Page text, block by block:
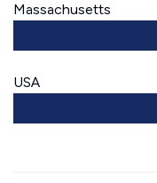
Massachusetts
USA